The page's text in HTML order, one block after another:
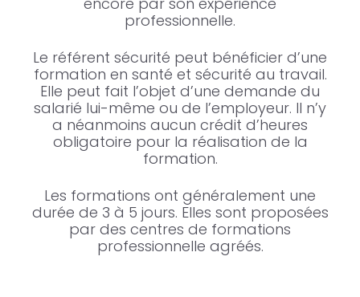
professionnelle.
Le référent sécurité peut bénéficier d’une
formation en santé et sécurité au travail.
Elle peut fait l’objet d’une demande du
salarié lui-même ou de l’employeur. Il n’y
a néanmoins aucun crédit d’heures
obligatoire pour la réalisation de la
formation.
Les formations ont généralement une
durée de 3 à 5 jours. Elles sont proposées
par des centres de formations
professionnelle agréés.